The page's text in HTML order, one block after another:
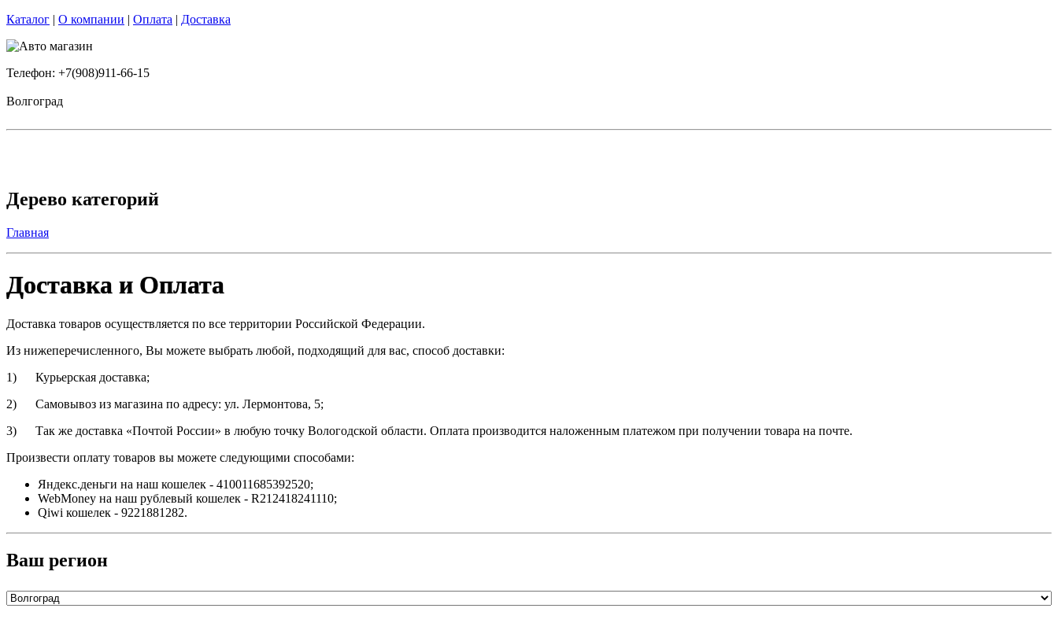
Каталог | О компании | Оплата | Доставка
Телефон: +7(908)911-66-15
Волгоград
Дерево категорий
Главная
Доставка и Оплата
Доставка товаров осуществляется по все территории Российской Федерации.
Из нижеперечисленного, Вы можете выбрать любой, подходящий для вас, способ доставки:
1) Курьерская доставка;
2) Самовывоз из магазина по адресу: ул. Лермонтова, 5;
3) Так же доставка «Почтой России» в любую точку Вологодской области. Оплата производится наложенным платежом при получении товара на почте.
Произвести оплату товаров вы можете следующими способами:
Яндекс.деньги на наш кошелек - 410011685392520;
WebMoney на наш рублевый кошелек - R212418241110;
Qiwi кошелек - 9221881282.
Ваш регион